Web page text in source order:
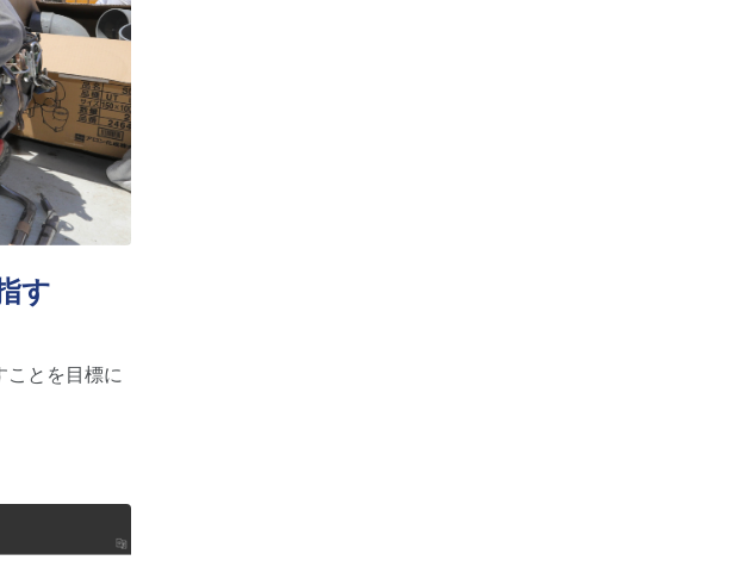
す
ことを目標に